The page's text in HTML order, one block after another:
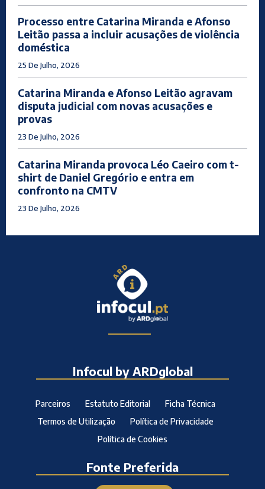
Processo entre Catarina Miranda e Afonso
Leitão passa a incluir acusações de violência
doméstica
25 De Julho, 2026
Catarina Miranda e Afonso Leitão agravam
disputa judicial com novas acusações e
provas
23 De Julho, 2026
Catarina Miranda provoca Léo Caeiro com t-
shirt de Daniel Gregório e entra em
confronto na CMTV
23 De Julho, 2026
Infocul by ARDglobal
Parceiros Estatuto Editorial
Ficha Técnica
Termos de Utilização
Política de Privacidade
Política de Cookies
Fonte Preferida